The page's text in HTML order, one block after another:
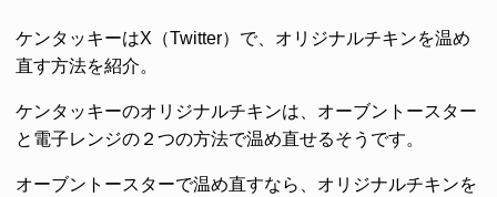
ケンタッキーはX（Twitter）で、オリジナルチキンを温め
直す方法を紹介。
ケンタッキーのオリジナルチキンは、オーブントースター
と電子レンジの２つの方法で温め直せるそうです。
オーブントースターで温め直すなら、オリジナルチキンを